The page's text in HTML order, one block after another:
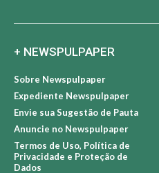
+ NEWSPULPAPER
Sobre Newspulpaper
Expediente Newspulpaper
Envie sua Sugestão de Pauta
Anuncie no Newspulpaper